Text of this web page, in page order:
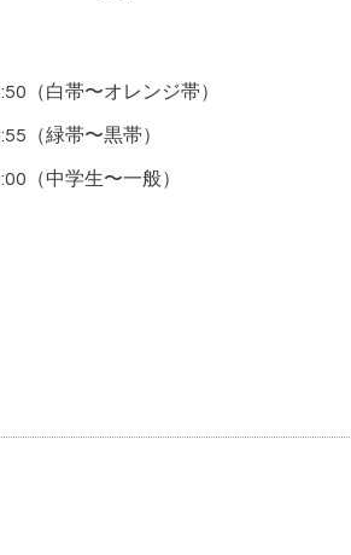
（白帯〜オレンジ帯）
（緑帯〜黒帯）
（中学生〜一般）